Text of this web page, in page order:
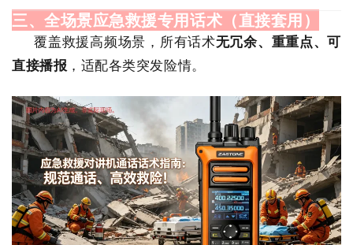
三、全场景应急救援专用话术（直接套用）
覆盖救援高频场景，所有话术无冗余、重重点、可
直接播报 ，适配各类突发险情。